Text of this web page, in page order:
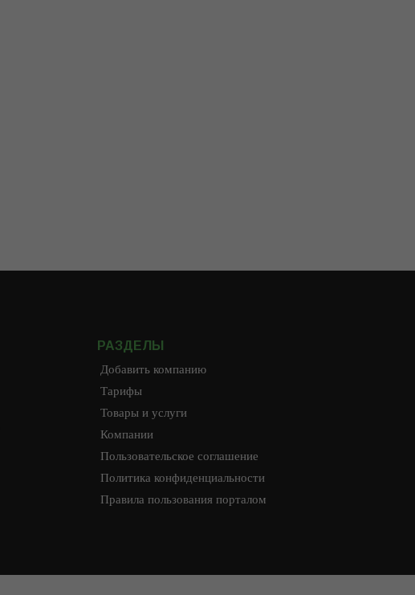
РАЗДЕЛЫ
Добавить компанию
Тарифы
Товары и услуги
Компании
Пользовательское соглашение
Политика конфиденциальности
Правила пользования порталом